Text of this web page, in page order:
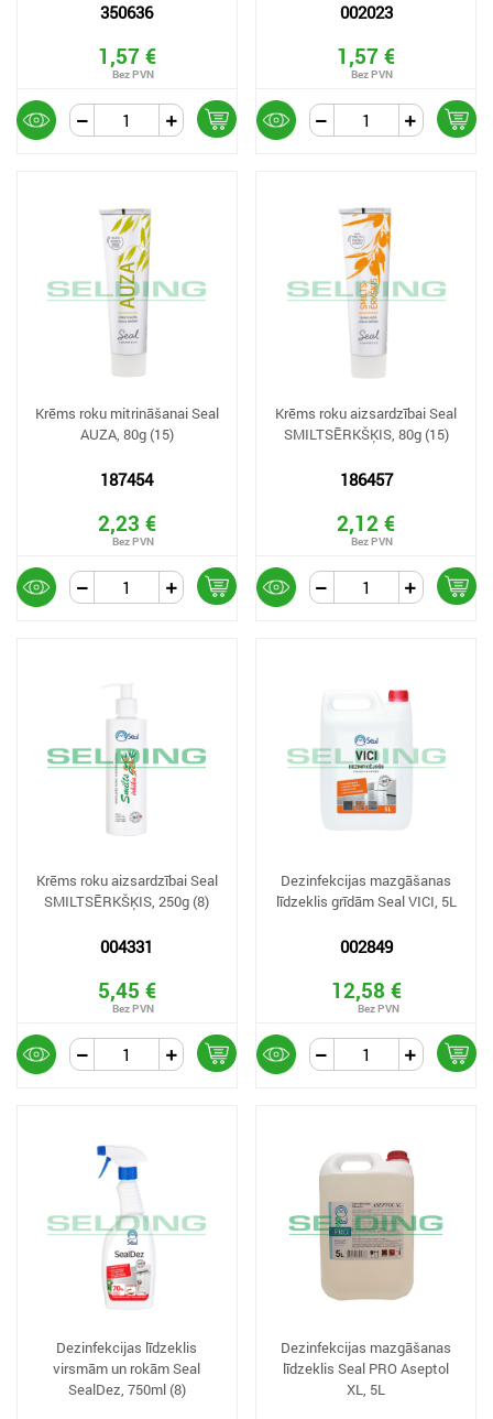
350636
1,57 €
002023
1,57 €
Krēms roku mitrināšanai Seal
AUZA, 80g (15)
187454
2,23 €
Krēms roku aizsardzībai Seal
SMILTSĒRKŠĶIS, 80g (15)
186457
2,12 €
Krēms roku aizsardzībai Seal
SMILTSĒRKŠĶIS, 250g (8)
004331
5,45 €
Dezinfekcijas mazgāšanas
līdzeklis grīdām Seal VICI, 5L
002849
12,58 €
Dezinfekcijas līdzeklis
virsmām un rokām Seal
SealDez, 750ml (8)
Dezinfekcijas mazgāšanas
līdzeklis Seal PRO Aseptol
XL, 5L